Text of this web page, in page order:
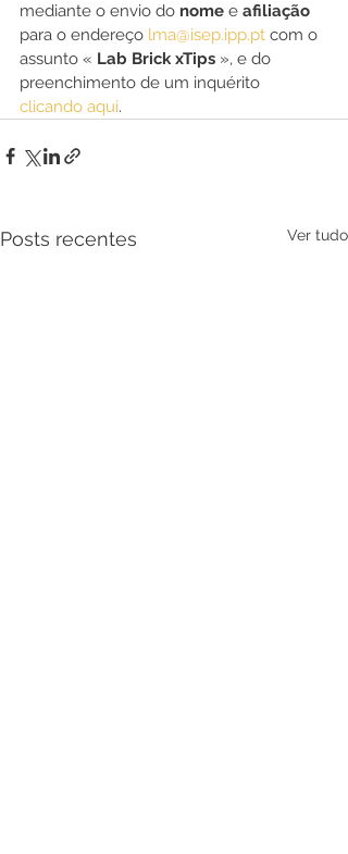
mediante o envio do nome e afiliação
para o endereço lma@isep.ipp.pt com o
assunto « Lab Brick xTips », e do
preenchimento de um inquérito
clicando aqui.
Posts recentes Ver tudo